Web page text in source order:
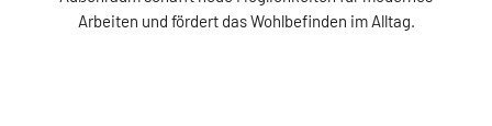
Arbeiten und fördert das Wohlbefinden im Alltag.